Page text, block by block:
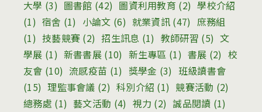
大學 (3) 圖書館 (42) 圖資利用教育 (2) 學校介紹
(1) 宿舍 (1) 小論文 (6) 就業資訊 (47) 庶務組
(1) 技藝競賽 (2) 招生訊息 (1) 教師研習 (5) 文
學展 (1) 新書書展 (10) 新生專區 (1) 書展 (2) 校
友會 (10) 流感疫苗 (1) 獎學金 (3) 班級讀書會
(15) 理監事會議 (2) 科別介紹 (1) 競賽活動 (2)
總務處 (1) 藝文活動 (4) 視力 (2) 誠品閱讀 (1)